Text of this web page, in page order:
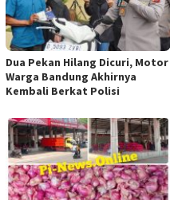
Dua Pekan Hilang Dicuri, Motor
Warga Bandung Akhirnya
Kembali Berkat Polisi